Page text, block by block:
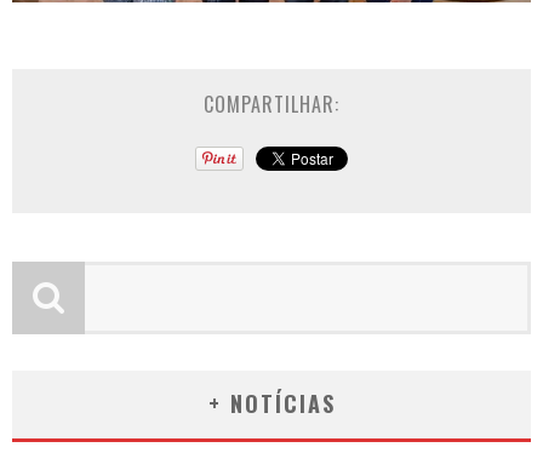
COMPARTILHAR:
+ NOTÍCIAS